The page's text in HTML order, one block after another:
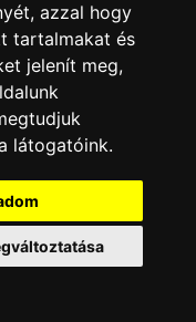
azzal hogy
tartalmakat és
jelenít meg,
látogatóink.